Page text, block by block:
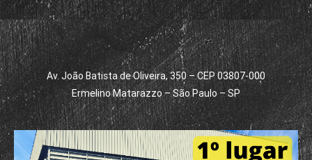
Av. João Batista de Oliveira, 350 – CEP 03807-000
Ermelino Matarazzo – São Paulo – SP